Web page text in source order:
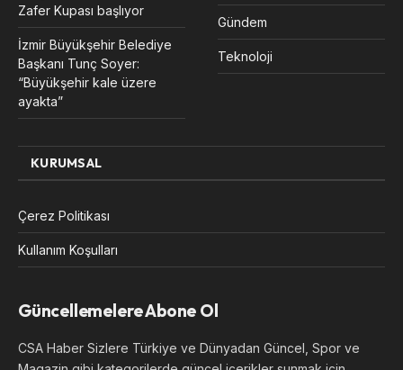
Zafer Kupası başlıyor
İzmir Büyükşehir Belediye
Başkanı Tunç Soyer:
“Büyükşehir kale üzere
ayakta”
Gündem
Teknoloji
KURUMSAL
Çerez Politikası
Kullanım Koşulları
Güncellemelere Abone Ol
CSA Haber Sizlere Türkiye ve Dünyadan Güncel, Spor ve